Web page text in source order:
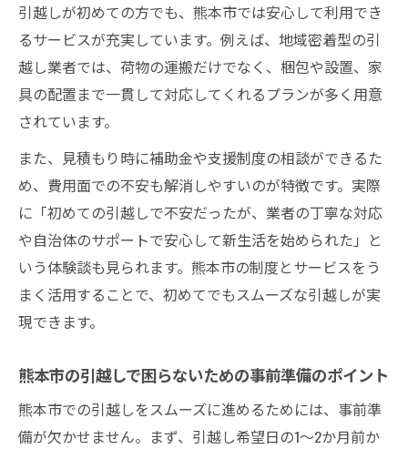
引越しが初めての方でも、熊本市では安心して利用でき
るサービスが充実しています。例えば、地域密着型の引
越し業者では、荷物の運搬だけでなく、梱包や設置、家
具の配置まで一貫して対応してくれるプランが多く用意
されています。
また、見積もり時に補助金や支援制度の相談ができるた
め、費用面での不安も解消しやすいのが特徴です。実際
に「初めての引越しで不安だったが、業者の丁寧な対応
や自治体のサポートで安心して新生活を始められた」と
いう体験談も見られます。熊本市の制度とサービスをう
まく活用することで、初めてでもスムーズな引越しが実
現できます。
熊本市の引越しで困らないための事前準備のポイント
熊本市での引越しをスムーズに進めるためには、事前準
備が欠かせません。まず、引越し希望日の1〜2か月前か